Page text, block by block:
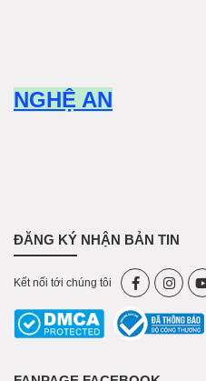
NGHỆ AN
ĐĂNG KÝ NHẬN BẢN TIN
Kết nối tới chúng tôi